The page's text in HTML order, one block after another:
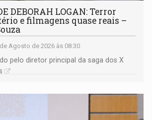
DEBORAH LOGAN: Terror
e filmagens quase reais –
Agosto de 2026 às 08:30
pelo diretor principal da saga dos X